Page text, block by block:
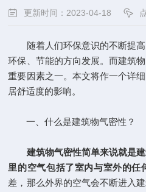
更新时间：2023-04-18
随着人们环保意识的不断提高
环保、节能的方向发展。而建筑
重要因素之一。本文将作一个详
居舒适度的影响。
一、什么是建筑物气密性？
建筑物气密性简单来说就是
里的空气包括了室内与室外的任
差，那么外界的空气会不断进入